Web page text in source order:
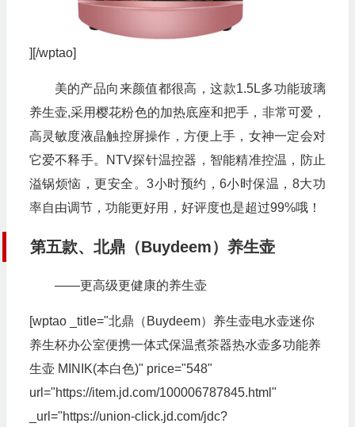
][/wptao]
美的产品向来颜值都很高，这款1.5L多功能玻璃
养生壶,采用樱花粉色的加热底座和把手，非常可爱，
高灵敏度液晶触控屏操作，方便上手，女神一定会对
它爱不释手。NTV探针温控器，智能精准控温，防止
溢锅烦恼，更安全。3小时预约，6小时保温，8大功
率自由调节，功能更好用，好评度也是超过99%哦！
第五款、北鼎（Buydeem）养生壶
——更高级更健康的养生壶
[wptao _title="北鼎（Buydeem）养生壶电水壶迷你
养生杯办公室便携一体式保温煮茶器热水壶多功能养
生壶 MINIK(本白色)" price="548"
url="https://item.jd.com/100006787845.html"
_url="https://union-click.jd.com/jdc?